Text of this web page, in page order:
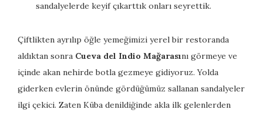
sandalyelerde keyif çıkarttık onları seyrettik.
Çiftlikten ayrılıp öğle yemeğimizi yerel bir restoranda
aldıktan sonra Cueva del Indio Mağarasını görmeye ve
içinde akan nehirde botla gezmeye gidiyoruz. Yolda
giderken evlerin önünde gördüğümüz sallanan sandalyeler
ilgi çekici. Zaten Küba denildiğinde akla ilk gelenlerden